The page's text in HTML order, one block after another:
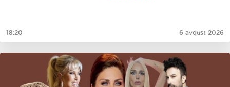
18:20 6 avqust 2026